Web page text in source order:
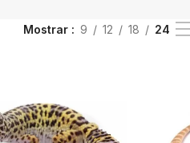
Mostrar 9 12 18 24